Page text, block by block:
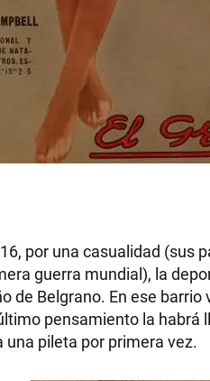
por una casualidad (sus
guerra mundial), la
de Belgrano. En ese
pensamiento la
pileta por primera vez.